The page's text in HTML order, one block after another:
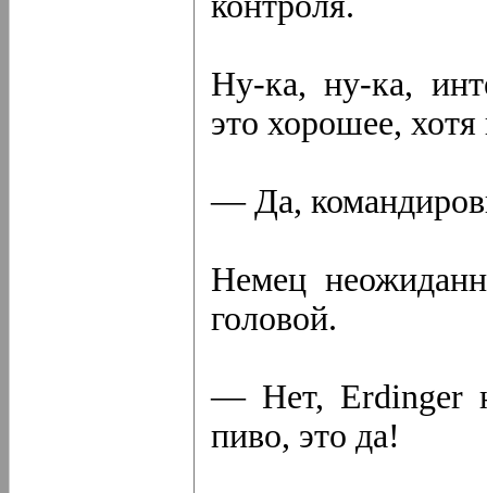
Ну-ка, ну-ка,
это хорошее,
— Да,
Немец
головой.
— Нет, Erdinger
пиво, это да!